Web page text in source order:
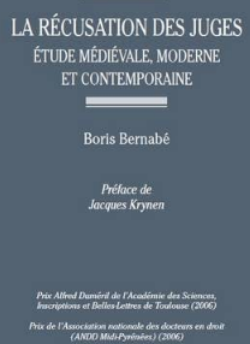
Stratégie et
management des
cabinets d'avocats
Jean-Marc Lefèvre